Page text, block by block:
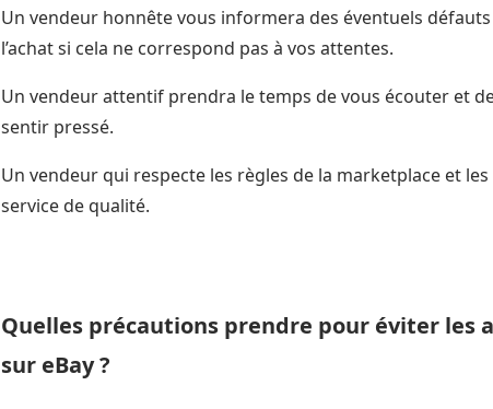
Un vendeur honnête vous informera des éventuels
l’achat si cela ne correspond pas à vos attentes.
Un vendeur attentif prendra le temps de vous écouter et
sentir pressé.
Un vendeur qui respecte les règles de la marketplace et
service de qualité.
Quelles précautions prendre pour éviter les
sur eBay ?